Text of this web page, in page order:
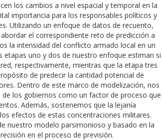
los cambios a nivel espacial y temporal en la
importancia para los responsables políticos y
Utilizando un enfoque de datos de recuento,
el correspondiente reto de predicción a
la intensidad del conflicto armado local en un
uno y dos de nuestro enfoque estiman si
respectivamente, mientras que la etapa tres
de predecir la cantidad potencial de
Dentro de este marco de modelización, nos
los gobiernos como un factor de proceso que
Además, sostenemos que la lejanía
efectos de estas concentraciones militares.
nuestro modelo parsimonioso y basado en la
en el proceso de previsión.